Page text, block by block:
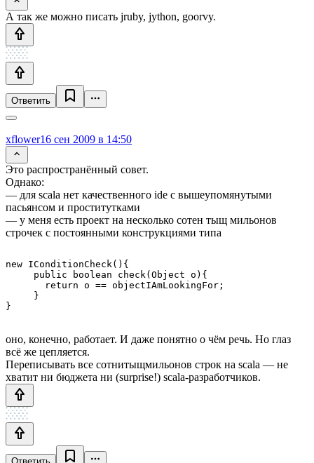
А так же можно писать jruby, jython, goorvy.
Ответить
xflower16 сен 2009 в 14:50
Это распространённый совет.
Однако:
— для scala нет качественного ide с вышеупомянутыми
пасьянсом и проститутками
— у меня есть проект на несколько сотен тыщ мильонов
строчек с постоянными конструкциями типа
new IConditionCheck(){
     public boolean check(Object o){
       return o == objectIAmLookingFor;
     }
оно, конечно, работает. И даже понятно о чём речь. Но глаз
всё же цепляется.
Переписывать все сотнитыщмильонов строк на scala — не
хватит ни бюджета ни (surprise!) scala-разработчиков.